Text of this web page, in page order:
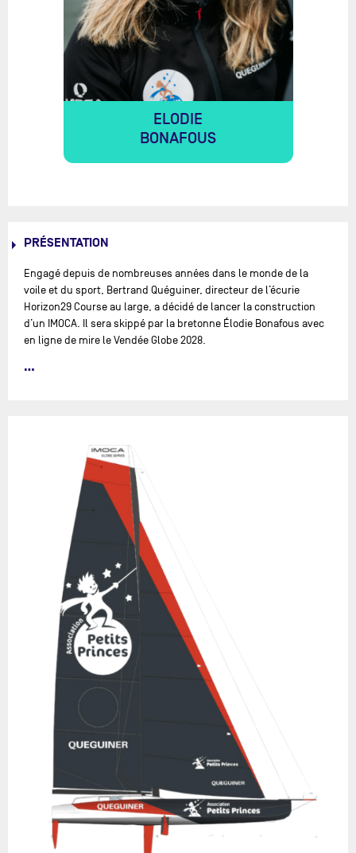
ELODIE
BONAFOUS
PRÉSENTATION
Engagé depuis de nombreuses années dans le monde de la
voile et du sport, Bertrand Quéguiner, directeur de l’écurie
Horizon29 Course au large, a décidé de lancer la construction
d’un IMOCA. Il sera skippé par la bretonne Élodie Bonafous avec
en ligne de mire le Vendée Globe 2028.
Pour ce nouveau défi sportif et planétaire, le chef d’entreprise et
d’être un adversaire redoutable sur les plus grandes
compétitions internationales. Conçu pour la vitesse, la
robustesse et l’adaptabilité aux conditions extrêmes des
océans, il est l’outil idéal pour permettre à Elodie Bonafous
d’atteindre les sommets de la compétition.